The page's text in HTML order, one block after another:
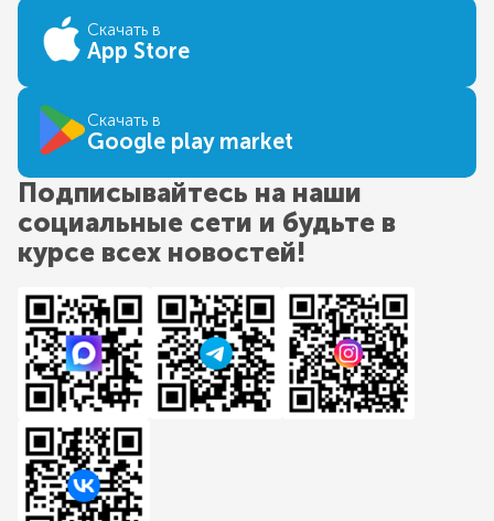
Скачать в
App Store
Скачать в
Google play market
Подписывайтесь на наши
социальные сети и будьте в
курсе всех новостей!